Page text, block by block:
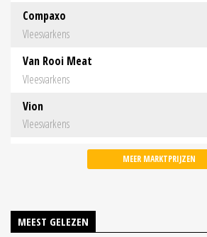
Compaxo
Vleesvarkens
Van Rooi Meat
Vleesvarkens
Vion
Vleesvarkens
MEER MARKTPRIJZEN
MEEST GELEZEN